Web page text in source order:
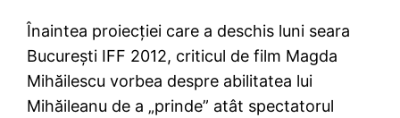
Înaintea proiecţiei care a deschis luni seara
Bucureşti IFF 2012, criticul de film Magda
Mihăilescu vorbea despre abilitatea lui
Mihăileanu de a „prinde” atât spectatorul